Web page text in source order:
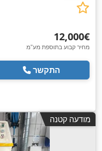
‏12,000 ‏€
מחיר קבוע בתוספת מע"מ
התקשר
מודעה קטנה